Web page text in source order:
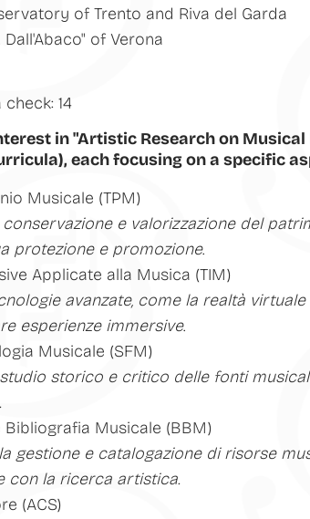
of Trento and Riva del Garda
of Verona
14
in "Artistic Research on
each focusing on a specific
Musicale (TPM)
e valorizzazione del
protezione e promozione.
Applicate alla Musica (TIM)
avanzate, come la realtà virtuale
esperienze immersive.
Musicale (SFM)
storico e critico delle fonti
Musicale (BBM)
gestione e catalogazione di risorse
con la ricerca artistica.
(ACS)